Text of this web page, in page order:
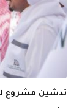
تدشين مشروع